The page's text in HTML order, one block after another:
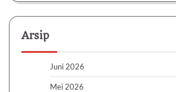
Arsip
Juni 2026
Mei 2026